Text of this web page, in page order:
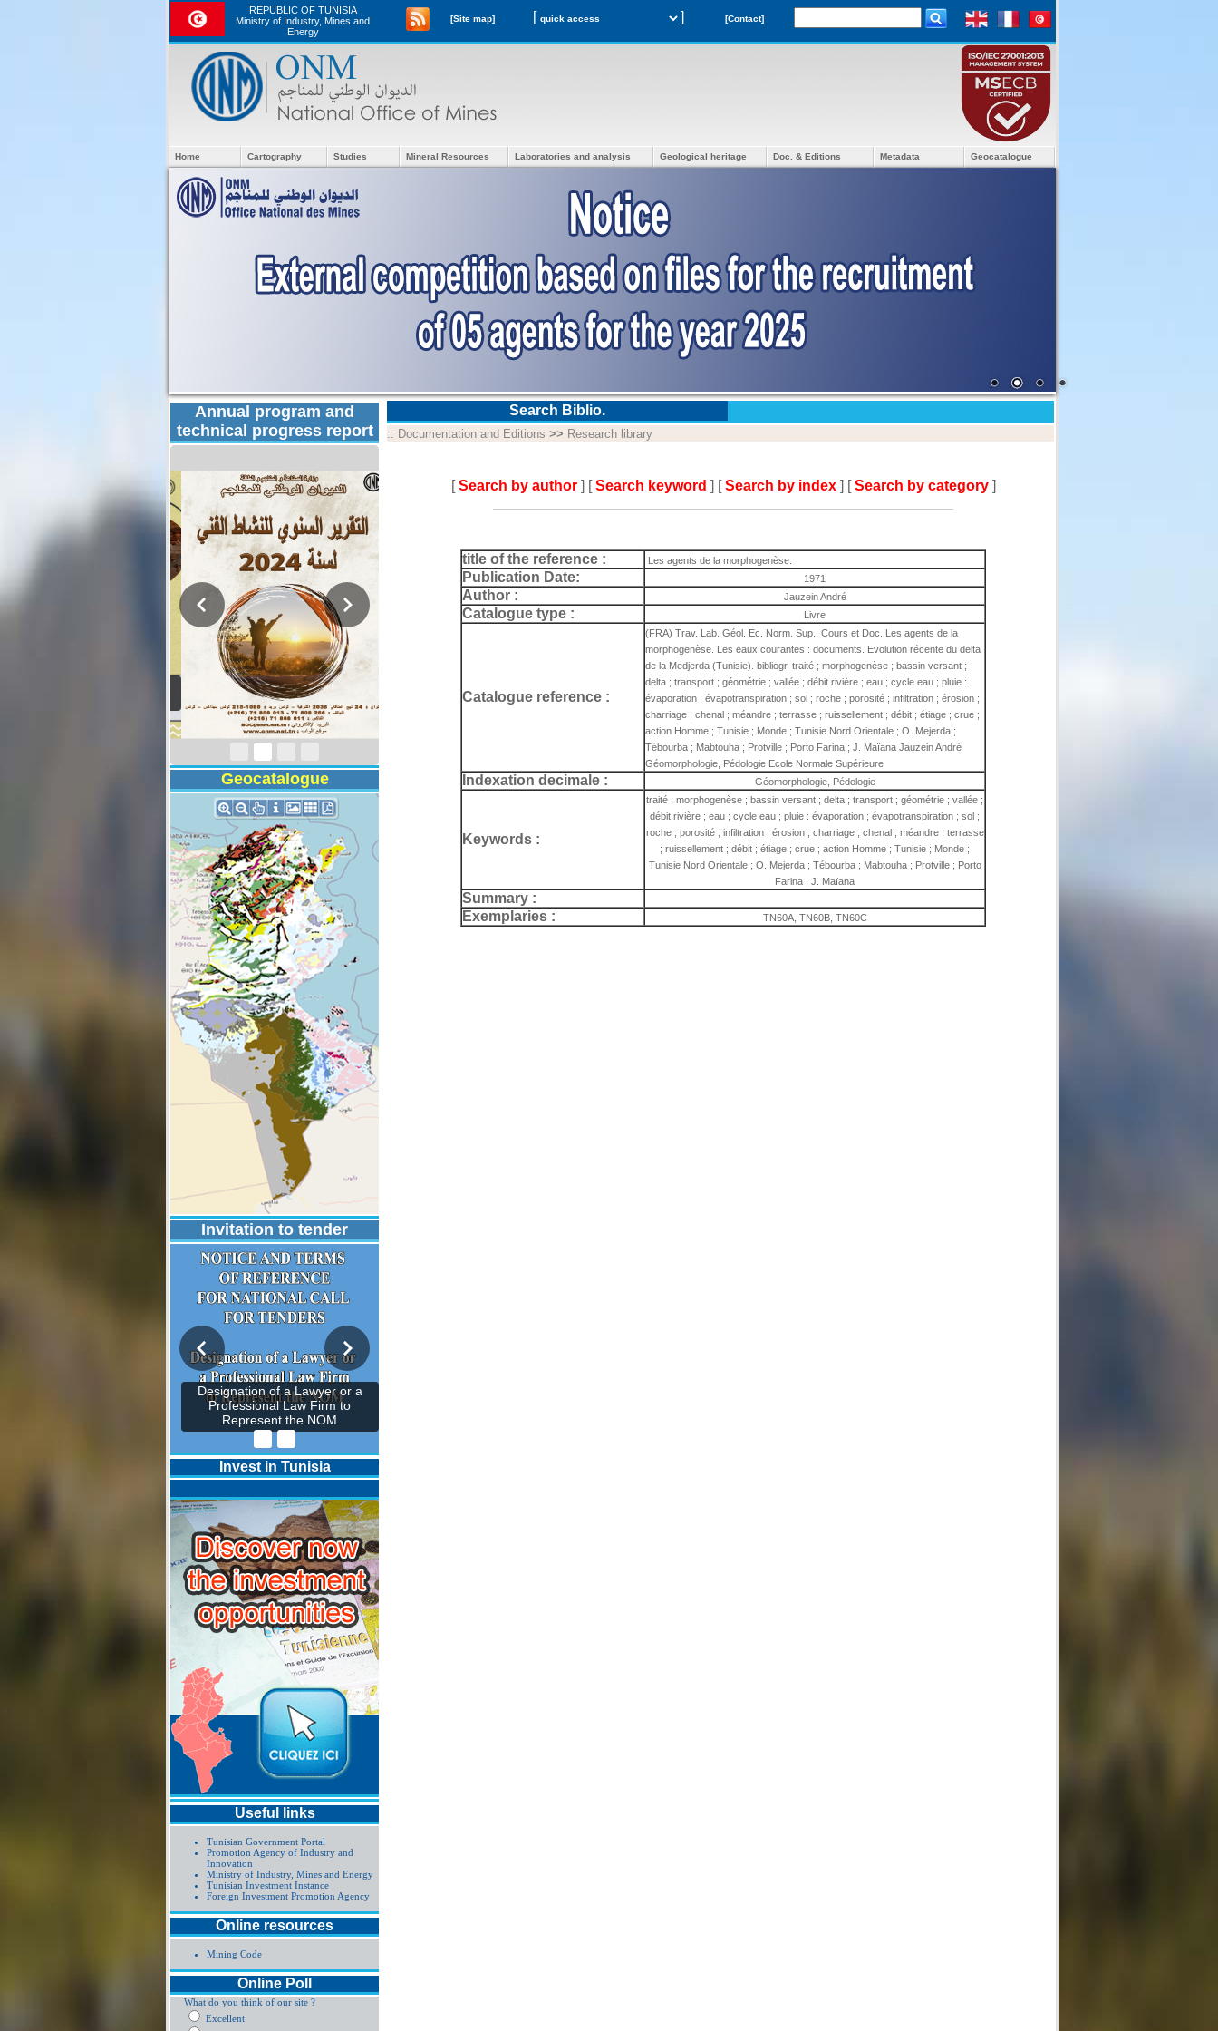
REPUBLIC OF TUNISIA
Ministry of Industry, Mines and
Energy
[Site map] [ ] [Contact]
Home Cartography Studies Mineral Resources Laboratories and analysis Geological heritage Doc. & Editions Metadata Geocatalogue
Annual program and
technical progress report
Activity Report 2024
Geocatalogue
Invitation to tender
Designation of a Lawyer or a
Professional Law Firm to
Represent the NOM
Invest in Tunisia
Useful links
Tunisian Government Portal
Promotion Agency of Industry and
Innovation
Ministry of Industry, Mines and Energy
Tunisian Investment Instance
Foreign Investment Promotion Agency
Online resources
Mining Code
Online Poll
What do you think of our site ?
Excellent
Search Biblio.
:: Documentation and Editions >> Research library
[Search by author ] [Search keyword ] [Search by index ] [Search by category ]
title of the reference : Les agents de la morphogenèse.
Publication Date: 1971
Author : Jauzein André
Catalogue type : Livre
Catalogue reference :
(FRA) Trav. Lab. Géol. Ec. Norm. Sup.: Cours et Doc. Les agents de la
morphogenèse. Les eaux courantes : documents. Evolution récente du delta
de la Medjerda (Tunisie). bibliogr. traité ; morphogenèse ; bassin versant ;
delta ; transport ; géométrie ; vallée ; débit rivière ; eau ; cycle eau ; pluie :
évaporation ; évapotranspiration ; sol ; roche ; porosité ; infiltration ; érosion ;
charriage ; chenal ; méandre ; terrasse ; ruissellement ; débit ; étiage ; crue ;
action Homme ; Tunisie ; Monde ; Tunisie Nord Orientale ; O. Mejerda ;
Tébourba ; Mabtouha ; Protville ; Porto Farina ; J. Maïana Jauzein André
Géomorphologie, Pédologie Ecole Normale Supérieure
Indexation decimale : Géomorphologie, Pédologie
Keywords :
traité ; morphogenèse ; bassin versant ; delta ; transport ; géométrie ; vallée ;
débit rivière ; eau ; cycle eau ; pluie : évaporation ; évapotranspiration ; sol ;
roche ; porosité ; infiltration ; érosion ; charriage ; chenal ; méandre ; terrasse
; ruissellement ; débit ; étiage ; crue ; action Homme ; Tunisie ; Monde ;
Tunisie Nord Orientale ; O. Mejerda ; Tébourba ; Mabtouha ; Protville ; Porto
Farina ; J. Maïana
Summary :
Exemplaries :
TN60A, TN60B, TN60C